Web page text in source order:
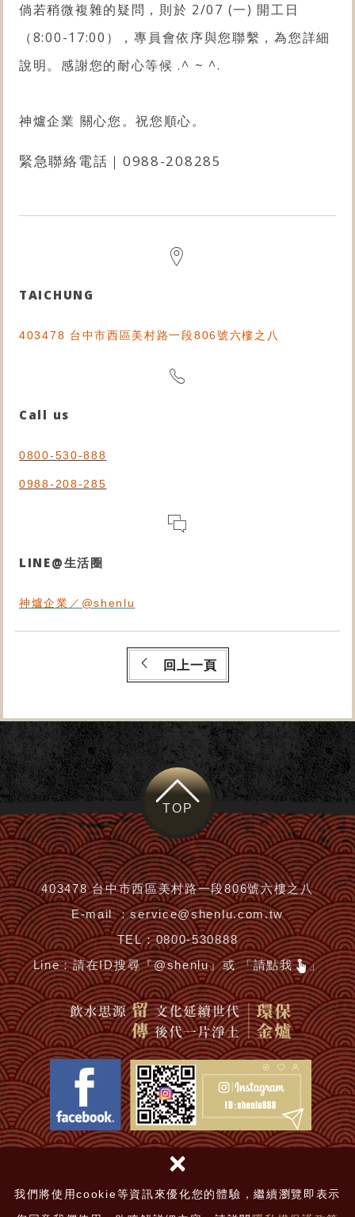
我們將使用cookie等資訊來優化您的體驗，繼續瀏覽即表示
×
倘若稍微複雜的疑問，則於 2/07 (一) 開工日
（8:00-17:00），專員會依序與您聯繫 ，為您詳細
說明。 感謝您的耐心等候.^ ~ ^.
神爐企業 關心您。祝您順心。
緊急聯絡電話｜ 0988-208285
TAICHUNG
403478 台中市西區美村路一段806號六樓之八
Call us
0800-530-888
0988-208-285
LINE@生活圈
神爐企業／@shenlu
回上一頁
TOP
403478 台中市西區美村路一段806號六樓之八
E-mail ：service@shenlu.com.tw
TEL：0800-530888
Line：請在ID搜尋『@shenlu』或 「請點我 」
鴻安法律事務所-吳于安律師擔任常年律師顧問
神爐企業有限公司 © 2018|網頁設計 │ 新視野